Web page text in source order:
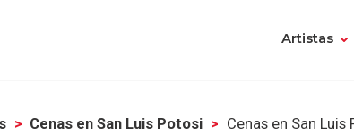
Artistas
Cenas en San Luis Potosi Cenas en San Luis